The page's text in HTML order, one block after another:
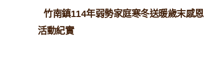
竹南鎮114年弱勢家庭寒冬送暖歲末感恩
活動紀實